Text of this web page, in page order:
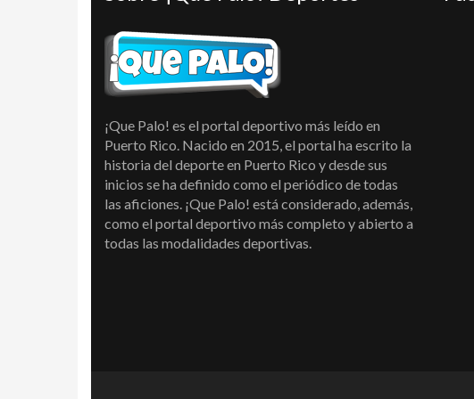
¡Que Palo! es el portal deportivo más leído en
Puerto Rico. Nacido en 2015, el portal ha escrito la
historia del deporte en Puerto Rico y desde sus
inicios se ha definido como el periódico de todas
las aficiones. ¡Que Palo! está considerado, además,
como el portal deportivo más completo y abierto a
todas las modalidades deportivas.